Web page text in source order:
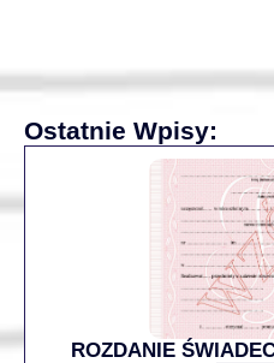
Ostatnie Wpisy:
ROZDANIE